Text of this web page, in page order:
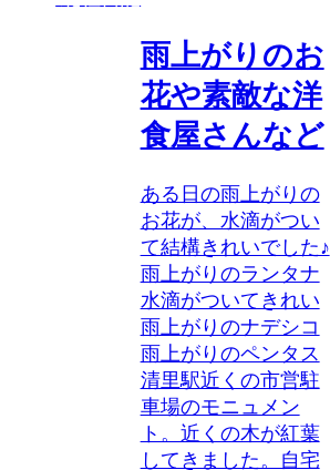
雨上がりのお
花や素敵な洋
食屋さんなど
ある日の雨上がりの
お花が、水滴がつい
て結構きれいでした♪
雨上がりのランタナ
水滴がついてきれい
雨上がりのナデシコ
雨上がりのペンタス
清里駅近くの市営駐
車場のモニュメン
ト。近くの木が紅葉
してきました。自宅